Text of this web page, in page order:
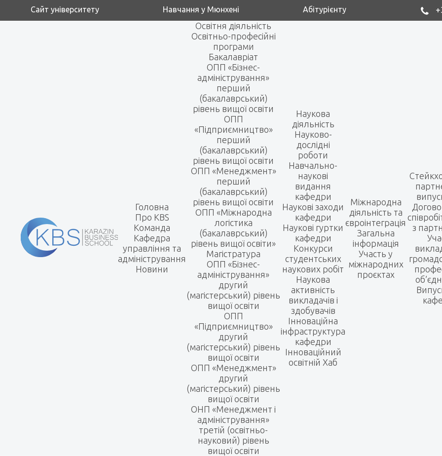
Сайт університету Навчання у Мюнхені Абітурієнту
Головна
Про KBS
Команда
Кафедра
управління та
адміністрування
Новини
Освітня діяльність
Освітньо-професійні
програми
Бакалавріат
ОПП «Бізнес-
адміністрування»
перший
(бакалаврський)
рівень вищої освіти
ОПП
«Підприємництво»
перший
(бакалаврський)
рівень вищої освіти
ОПП «Менеджмент»
перший
(бакалаврський)
рівень вищої освіти
ОПП «Міжнародна
логістика
(бакалаврський)
рівень вищої освіти»
Магістратура
ОПП «Бізнес-
адміністрування»
другий
(магістерський) рівень
вищої освіти
ОПП
«Підприємництво»
другий
(магістерський) рівень
вищої освіти
ОПП «Менеджмент»
другий
(магістерський) рівень
вищої освіти
ОНП «Менеджмент і
адміністрування»
третій (освітньо-
науковий) рівень
вищої освіти
Наукова
діяльність
Науково-
дослідні
роботи
Навчально-
наукові
видання
кафедри
Наукові заходи
кафедри
Наукові гуртки
кафедри
Конкурси
студентських
наукових робіт
Наукова
активність
викладачів і
здобувачів
Інноваційна
інфраструктура
кафедри
Інноваційний
освітній Хаб
Міжнародна
діяльність та
євроінтеграція
Загальна
інформація
Участь у
міжнародних
проєктах
з